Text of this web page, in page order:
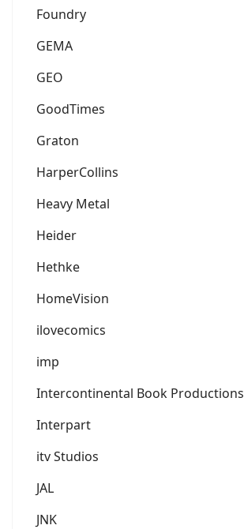
Foundry
GEMA
GEO
GoodTimes
Graton
HarperCollins
Heavy Metal
Heider
Hethke
HomeVision
ilovecomics
imp
Intercontinental Book Productions
Interpart
itv Studios
JAL
JNK